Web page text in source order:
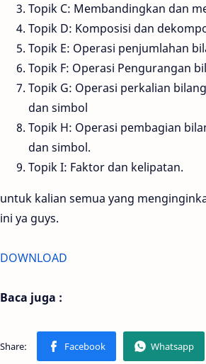
Topik C: Membandingkan dan
Topik D: Komposisi dan
Topik E: Operasi penjumlahan
Topik F: Operasi Pengurangan
Topik G: Operasi perkalian
dan simbol
Topik H: Operasi pembagian
dan simbol.
Topik I: Faktor dan kelipatan.
untuk kalian semua yang
ini ya guys.
DOWNLOAD
Baca juga :